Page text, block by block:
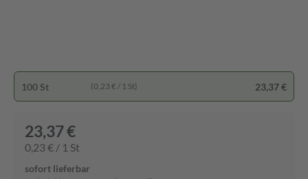
100 St (0,23 € / 1 St) 23,37 €
23,37 €
0,23 € / 1 St
sofort lieferbar